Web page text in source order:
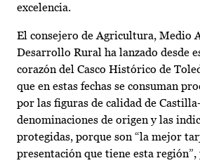
excelencia.
El consejero de Agricultura, Medio
Desarrollo Rural ha lanzado desde
corazón del Casco Histórico de
que en estas fechas se consuman
por las figuras de calidad de
denominaciones de origen y las
protegidas, porque son “la mejor
presentación que tiene esta